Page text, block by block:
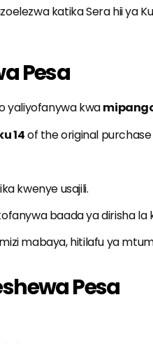
katika Sera hii ya
Pesa
yaliyofanywa kwa
14of the original
kwenye usajili.
baada ya dirisha la
mabaya, hitilafu ya
Pesa